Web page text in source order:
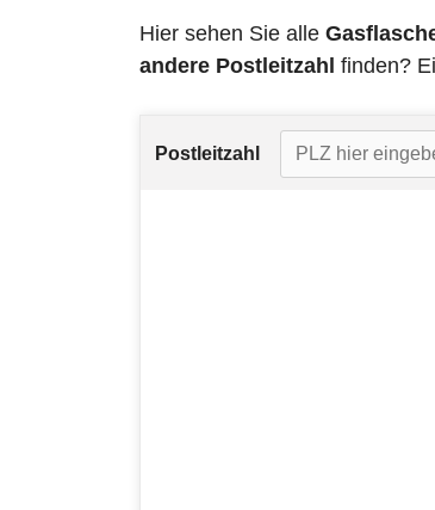
Hier sehen Sie alle
andere Postleitzahl finden?
Postleitzahl